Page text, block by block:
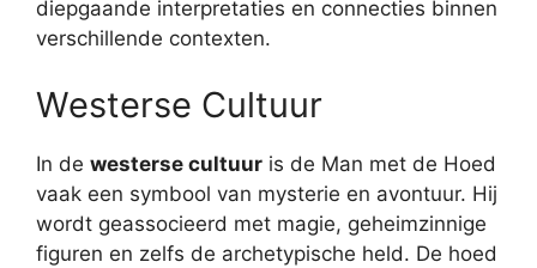
diepgaande interpretaties en connecties binnen
verschillende contexten.
Westerse Cultuur
In de westerse cultuur is de Man met de Hoed
vaak een symbool van mysterie en avontuur. Hij
wordt geassocieerd met magie, geheimzinnige
figuren en zelfs de archetypische held. De hoed